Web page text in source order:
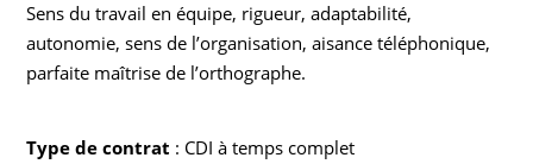
Sens du travail en équipe, rigueur, adaptabilité,
autonomie, sens de l’organisation, aisance téléphonique,
parfaite maîtrise de l’orthographe.
Type de contrat : CDI à temps complet